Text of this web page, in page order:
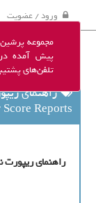
مجموعه پرشین
پیش آمده
تلفن‌های
ورود / عضویت
Reports)
راهنمای ریپورت